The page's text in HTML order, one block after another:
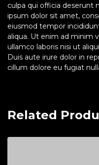
culpa qui officia deserunt
ipsum dolor sit amet,
eiusmod tempor
aliqua. Ut enim ad minim
ullamco laboris nisi ut
Duis aute irure dolor in
cillum dolore eu fugiat
Related